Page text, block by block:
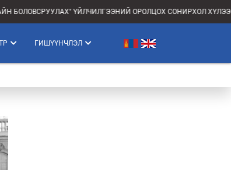
ҮЙЛЧИЛГЭЭНИЙ ОРОЛЦОХ СОНИРХОЛ ХҮЛЭЭН
ГИШҮҮНЧЛЭЛ